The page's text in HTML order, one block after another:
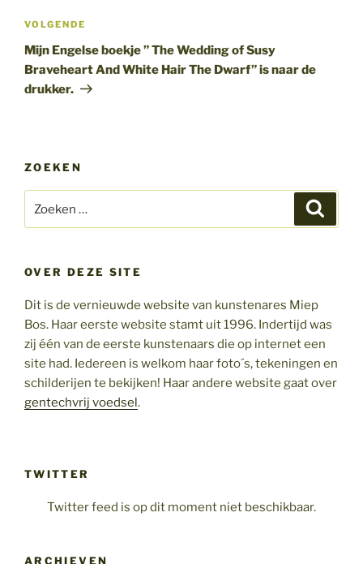
Volgend
bericht
VOLGENDE
Mijn Engelse boekje ” The Wedding of Susy
Braveheart And White Hair The Dwarf” is naar de
drukker.
ZOEKEN
naar:
OVER DEZE SITE
Dit is de vernieuwde website van kunstenares Miep
Bos. Haar eerste website stamt uit 1996. Indertijd was
zij één van de eerste kunstenaars die op internet een
site had. Iedereen is welkom haar foto´s, tekeningen en
schilderijen te bekijken! Haar andere website gaat over
gentechvrij voedsel.
TWITTER
Twitter feed is op dit moment niet beschikbaar.
ARCHIEVEN